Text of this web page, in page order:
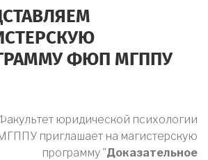
ПЕРИОД
COVID-
19?
ПОУЧАСТВУЙТЕ
В
ИССЛЕДОВАНИИ!
ФЮП МГППУ
юридической психологии
приглашает на магистерскую
программу "Доказательное